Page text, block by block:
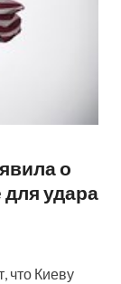
о
для удара
что Киеву